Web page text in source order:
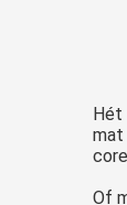
Hét
mat
Of